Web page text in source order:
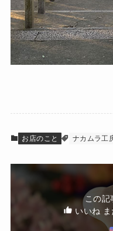
お店のこと ナカムラ工
この記
いいね ま